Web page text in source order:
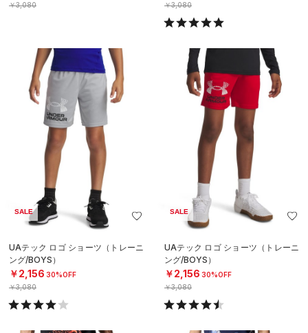
￥3,080
￥3,080
SALE
UAテック ロゴ ショーツ（トレーニ
ング/BOYS）
￥2,156 30%OFF
￥3,080
SALE
UAテック ロゴ ショーツ（トレーニ
ング/BOYS）
￥2,156 30%OFF
￥3,080